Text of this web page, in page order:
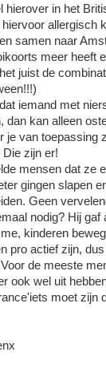
hierover in het
allergisch
samen naar
meer heeft
juist de
iemand met
dan kan alleen
je van toepassing
zijn er!
mensen dat ze
gingen slapen
Geen
nodig? Hij
kinderen
pro actief zijn,
de meeste
ook wel uit
moet zijn